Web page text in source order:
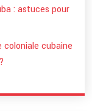
: astuces pour
cubaine